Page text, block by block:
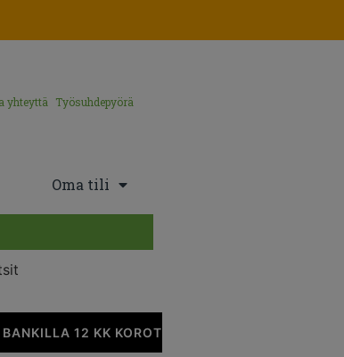
yhteyttä Työsuhdepyörä
Oma tili
12 KK KOROTONTA MAKSUAIKAA